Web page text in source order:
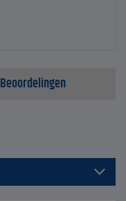
Beoordelingen